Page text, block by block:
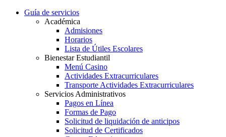
Guía de servicios
Académica
Admisiones
Horarios
Lista de Útiles Escolares
Bienestar Estudiantil
Menú Casino
Actividades Extracurriculares
Transporte Actividades Extracurriculares
Servicios Administrativos
Pagos en Línea
Formas de Pago
Solicitud de liquidación de anticipos
Solicitud de Certificados